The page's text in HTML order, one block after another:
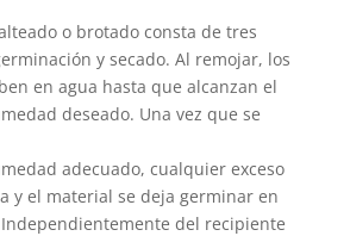
o brotado consta de tres
y secado. Al remojar, los
en agua hasta que alcanzan el
deseado. Una vez que se
adecuado, cualquier exceso
y el material se deja germinar en
del recipiente